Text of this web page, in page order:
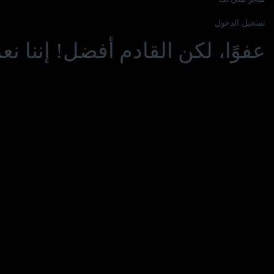
تسجيل الدخول
عفوًا، لكن القادم أفضل!